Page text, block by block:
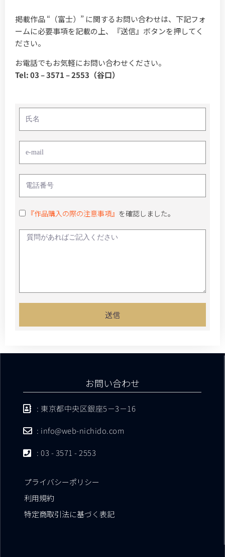
掲載作品 “（富士）” に関するお問い合わせは、下記フォ
ームに必要事項を記載の上、『送信』ボタンを押してく
ださい。
お電話でもお気軽にお問い合わせください。
Tel: 03 – 3571 – 2553（谷口）
『作品購入の際の注意事項』 を確認しました。
送信
お問い合わせ
: 東京都中央区銀座5－3－16
: info@web-nichido.com
: 03 - 3571 - 2553
プライバシーポリシー
利用規約
特定商取引法に基づく表記